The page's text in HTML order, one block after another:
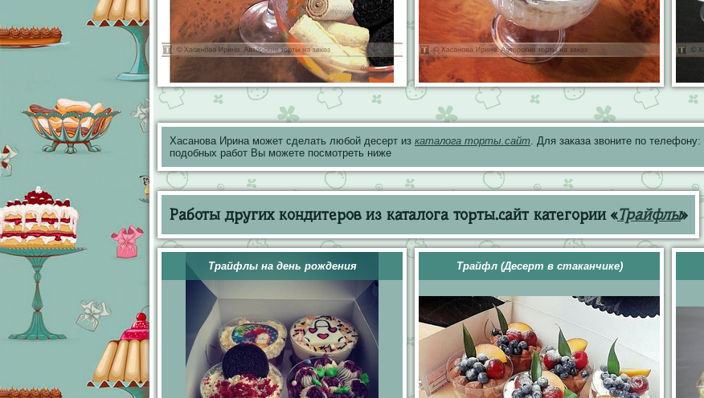
Хасанова Ирина может сделать любой десерт из каталога торты.сайт. Для заказа звоните по телефону:
подобных работ Вы можете посмотреть ниже
Работы других кондитеров из каталога торты.сайт категории «Трайфлы»
Трайфлы на день рождения Трайфл (Десерт в стаканчике)